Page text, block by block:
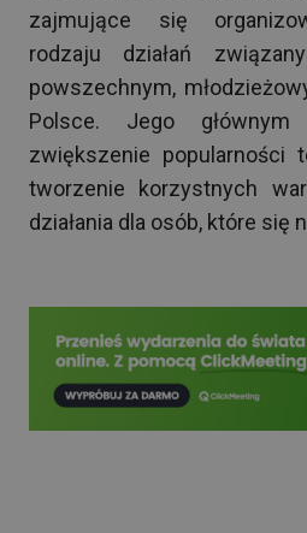
zajmujące się
rodzaju działań
powszechnym,
Polsce. Jego
zwiększenie popularności
tworzenie korzystnych
działania dla osób, które się